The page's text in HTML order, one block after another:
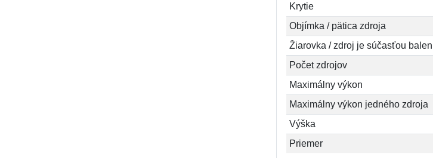
Krytie
Objímka / pätica zdroja
Žiarovka / zdroj je súčasťou
Počet zdrojov
Maximálny výkon
Maximálny výkon jedného zdroja
Výška
Priemer